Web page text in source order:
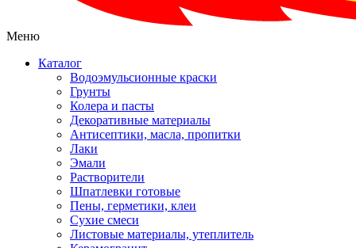
Меню
Каталог
Водоэмульсионные краски
Грунты
Колера и пасты
Декоративные материалы
Антисептики, масла, пропитки
Лаки
Эмали
Растворители
Шпатлевки готовые
Пены, герметики, клеи
Сухие смеси
Листовые материалы, утеплитель